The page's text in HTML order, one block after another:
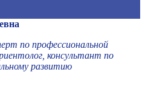
по профессиональной
консультант по
развитию